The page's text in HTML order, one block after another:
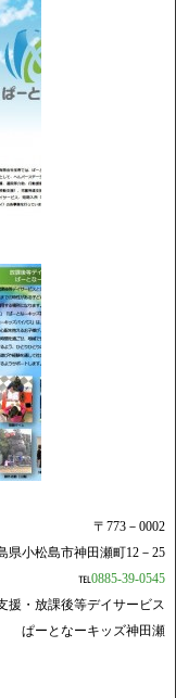
〒773－0002
県小松島市神田瀬町12－25
℡0885-39-0545
援・放課後等デイサービス
ぱーとなーキッズ神田瀬